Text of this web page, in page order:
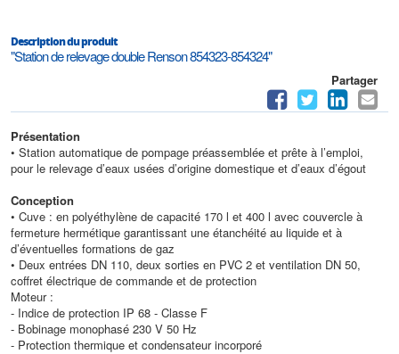
Description du produit
"Station de relevage double Renson 854323-854324"
Partager
Présentation
• Station automatique de pompage préassemblée et prête à l’emploi,
pour le relevage d’eaux usées d’origine domestique et d’eaux d’égout
Conception
• Cuve : en polyéthylène de capacité 170 l et 400 l avec couvercle à
fermeture hermétique garantissant une étanchéité au liquide et à
d’éventuelles formations de gaz
• Deux entrées DN 110, deux sorties en PVC 2 et ventilation DN 50,
coffret électrique de commande et de protection
Moteur :
- Indice de protection IP 68 - Classe F
- Bobinage monophasé 230 V 50 Hz
- Protection thermique et condensateur incorporé